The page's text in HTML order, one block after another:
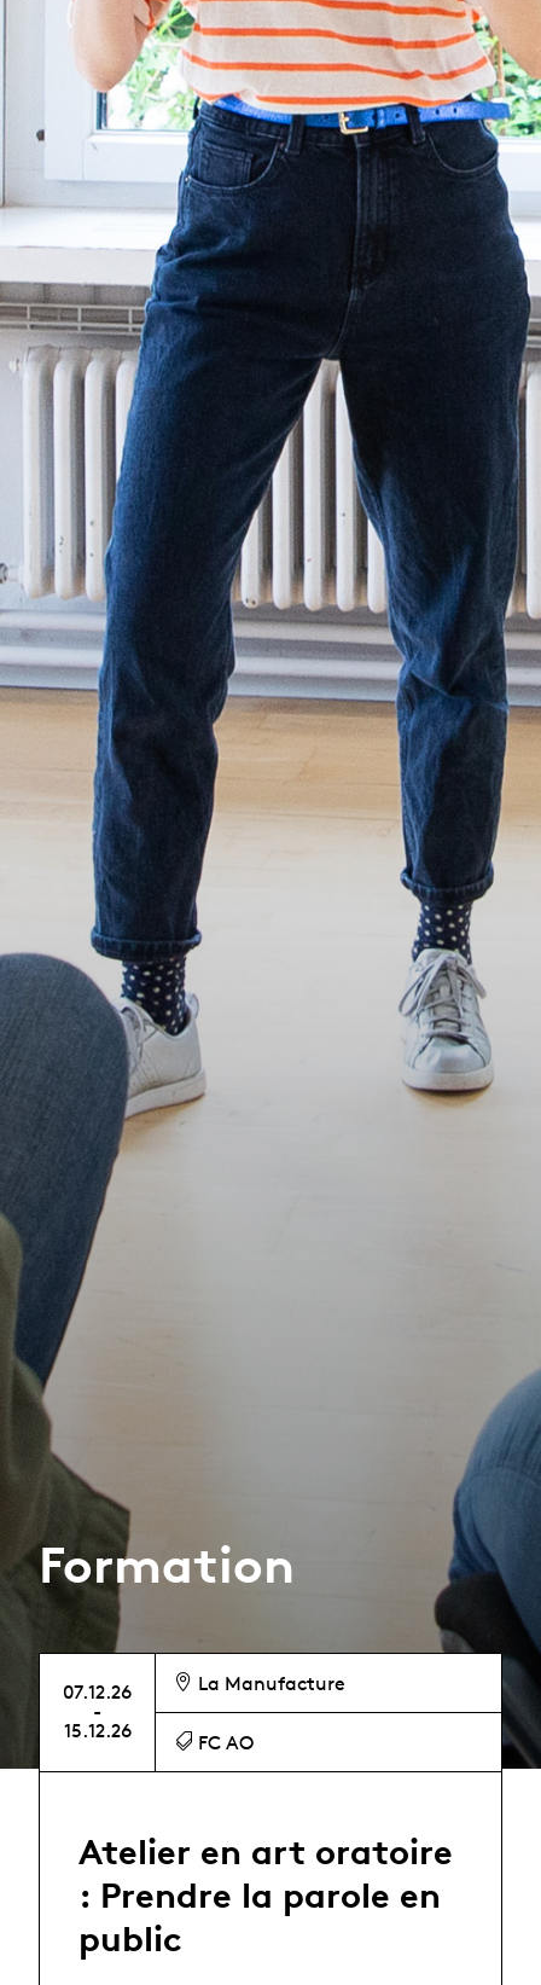
Formation
07.12.26
-
15.12.26
La Manufacture
FC AO
Atelier en art oratoire
: Prendre la parole en
public